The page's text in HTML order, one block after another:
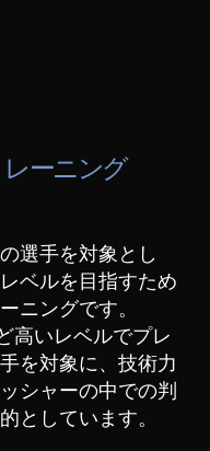
ーニング
選手を対象とし
ベルを目指すため
ニングです。
高いレベルでプレ
を対象に、技術力
シャーの中での判
としています。